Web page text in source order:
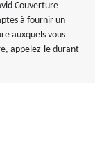
Couverture
à fournir un
auxquels vous
appelez-le durant